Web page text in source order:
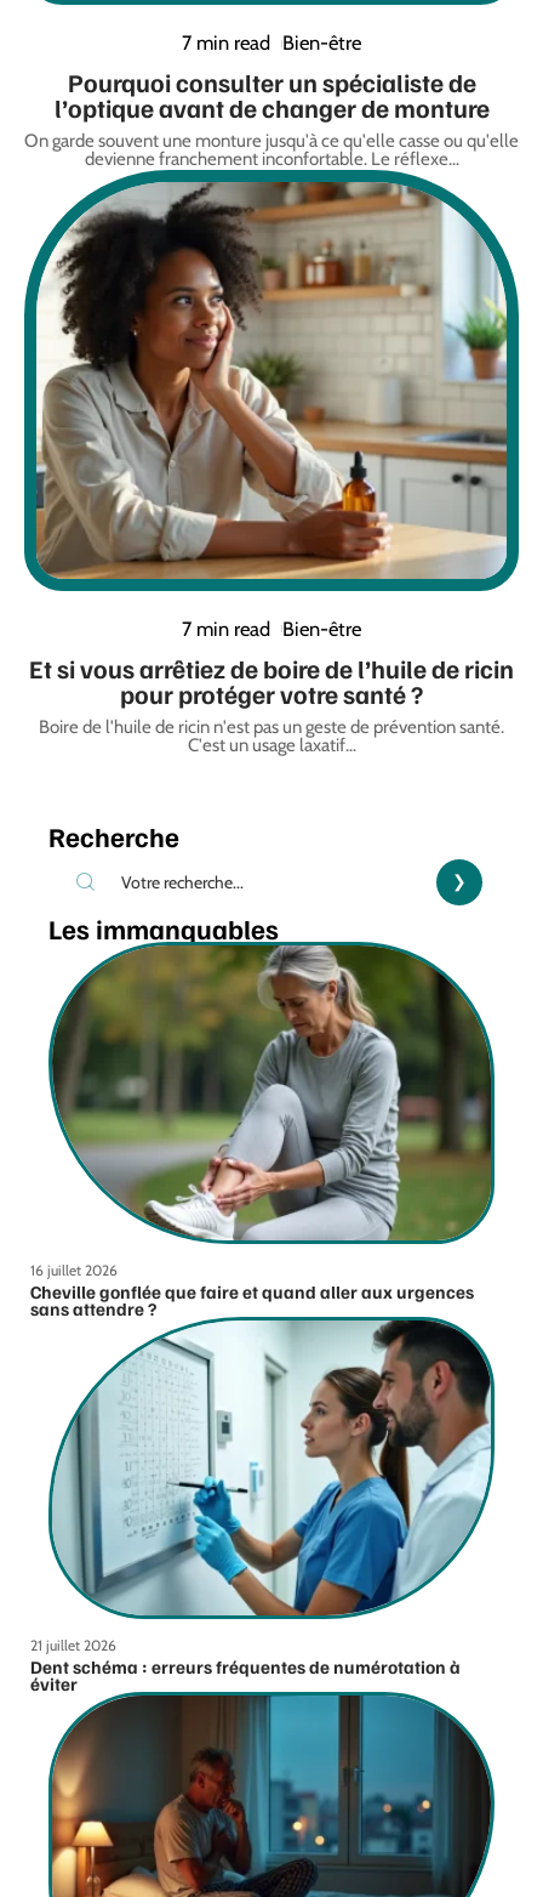
7 min read Bien-être
Pourquoi consulter un spécialiste de
l’optique avant de changer de monture
On garde souvent une monture jusqu'à ce qu'elle casse ou qu'elle
devienne franchement inconfortable. Le réflexe…
7 min read Bien-être
Et si vous arrêtiez de boire de l’huile de ricin
pour protéger votre santé ?
Boire de l'huile de ricin n'est pas un geste de prévention santé.
C'est un usage laxatif…
Recherche
Les immanquables
16 juillet 2026
Cheville gonflée que faire et quand aller aux urgences
sans attendre ?
21 juillet 2026
Dent schéma : erreurs fréquentes de numérotation à
éviter